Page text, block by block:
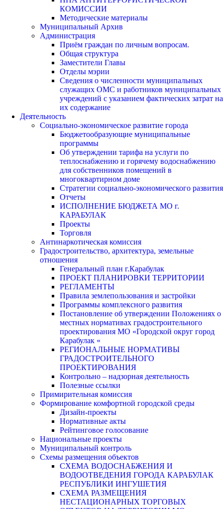
КОМИССИИ
Методические материалы
Муниципальный Архив
Администрация
Приём граждан по личным вопросам.
Общая структура
Заместители Главы
Отделы мэрии
Сведения о численности муниципальных
служащих ОМС и работников муниципальных
учреждений с указанием фактических затрат на
их содержание
Деятельность
Социально-экономическое развитие города
Бюджетообразующие муниципальные
программы
Об утверждении тарифа на услуги по
теплоснабжению и горячему водоснабжению
для собственников помещений в
многоквартирном доме
Стратегии социально-экономического развития
Отчеты
ИСПОЛНЕНИЕ БЮДЖЕТА МО г.
КАРАБУЛАК
Проекты
Торговля
Антинаркотическая комиссия
Градостроительство, архитектура, земельные
отношения
Генеральный план г.Карабулак
ПРОЕКТ ПЛАНИРОВКИ ТЕРРИТОРИИ
РЕГЛАМЕНТЫ
Правила землепользования и застройки
Программы комплексного развития
Постановление об утверждении Положениях о
местных нормативах градостроительного
проектирования МО «Городской округ город
Карабулак «
РЕГИОНАЛЬНЫЕ НОРМАТИВЫ
ГРАДОСТРОИТЕЛЬНОГО
ПРОЕКТИРОВАНИЯ
Контрольно – надзорная деятельность
Полезные ссылки
Примирительная комиссия
Формирование комфортной городской среды
Дизайн-проекты
Нормативные акты
Рейтинговое голосование
Национальные проекты
Муниципальный контроль
Схемы размещения объектов
СХЕМА ВОДОСНАБЖЕНИЯ И
ВОДООТВЕДЕНИЯ ГОРОДА КАРАБУЛАК
РЕСПУБЛИКИ ИНГУШЕТИЯ
СХЕМА РАЗМЕЩЕНИЯ
НЕСТАЦИОНАРНЫХ ТОРГОВЫХ